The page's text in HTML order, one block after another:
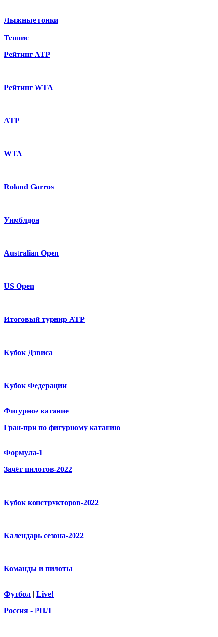
Лыжные гонки
Теннис
Рейтинг ATP
Рейтинг WTA
ATP
WTA
Roland Garros
Уимблдон
Australian Open
US Open
Итоговый турнир ATP
Кубок Дэвиса
Кубок Федерации
Фигурное катание
Гран-при по фигурному катанию
Формула-1
Зачёт пилотов-2022
Кубок конструкторов-2022
Календарь сезона-2022
Команды и пилоты
Футбол | Live!
Россия - РПЛ